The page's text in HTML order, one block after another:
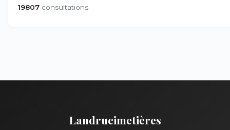
19807 consultations
Landrucimetières